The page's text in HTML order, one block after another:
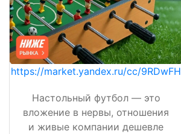
https://market.yandex.ru/cc/9RDwFH
Настольный футбол — это
вложение в нервы, отношения
и живые компании дешевле